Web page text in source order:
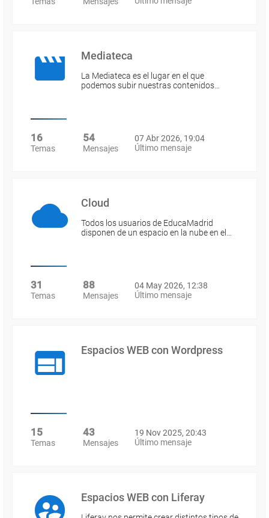
Mediateca
La Mediateca es el lugar en el que
podemos subir nuestras contenidos…
16
Temas
54
Mensajes
07 Abr 2026, 19:04
Último mensaje
Cloud
Todos los usuarios de EducaMadrid
disponen de un espacio en la nube en el…
31
Temas
88
Mensajes
04 May 2026, 12:38
Último mensaje
Espacios WEB con Wordpress
15
Temas
43
Mensajes
19 Nov 2025, 20:43
Último mensaje
Espacios WEB con Liferay